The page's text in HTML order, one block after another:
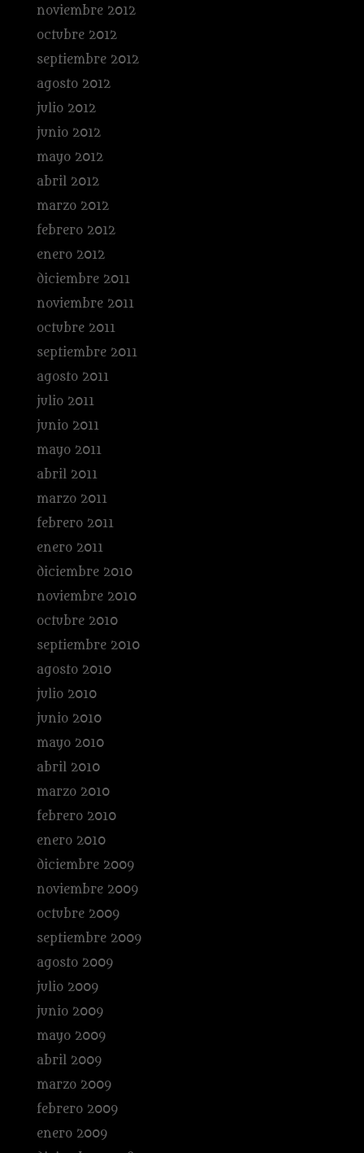
noviembre 2012
octubre 2012
septiembre 2012
agosto 2012
julio 2012
junio 2012
mayo 2012
abril 2012
marzo 2012
febrero 2012
enero 2012
diciembre 2011
noviembre 2011
octubre 2011
septiembre 2011
agosto 2011
julio 2011
junio 2011
mayo 2011
abril 2011
marzo 2011
febrero 2011
enero 2011
diciembre 2010
noviembre 2010
octubre 2010
septiembre 2010
agosto 2010
julio 2010
junio 2010
mayo 2010
abril 2010
marzo 2010
febrero 2010
enero 2010
diciembre 2009
noviembre 2009
octubre 2009
septiembre 2009
agosto 2009
julio 2009
junio 2009
mayo 2009
abril 2009
marzo 2009
febrero 2009
enero 2009